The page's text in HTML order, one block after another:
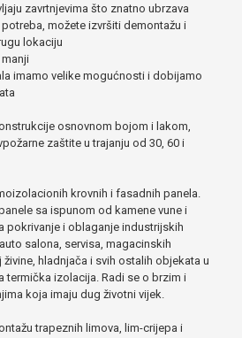
zavrtnjevima što znatno ubrzava
možete izvršiti demontažu i
lokaciju
imamo velike mogućnosti i dobijamo
osnovnom bojom i lakom,
zaštite u trajanju od 30, 60 i
krovnih i fasadnih panela.
sa ispunom od kamene vune i
pokrivanje i oblaganje industrijskih
salona, servisa, magacinskih
hladnjača i svih ostalih objekata u
termička izolacija. Radi se o brzim i
koja imaju dug životni vijek.
trapeznih limova, lim-crijepa i